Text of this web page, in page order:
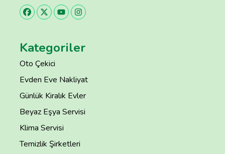
Kategoriler
Oto Çekici
Evden Eve Nakliyat
Günlük Kiralık Evler
Beyaz Eşya Servisi
Klima Servisi
Temizlik Şirketleri